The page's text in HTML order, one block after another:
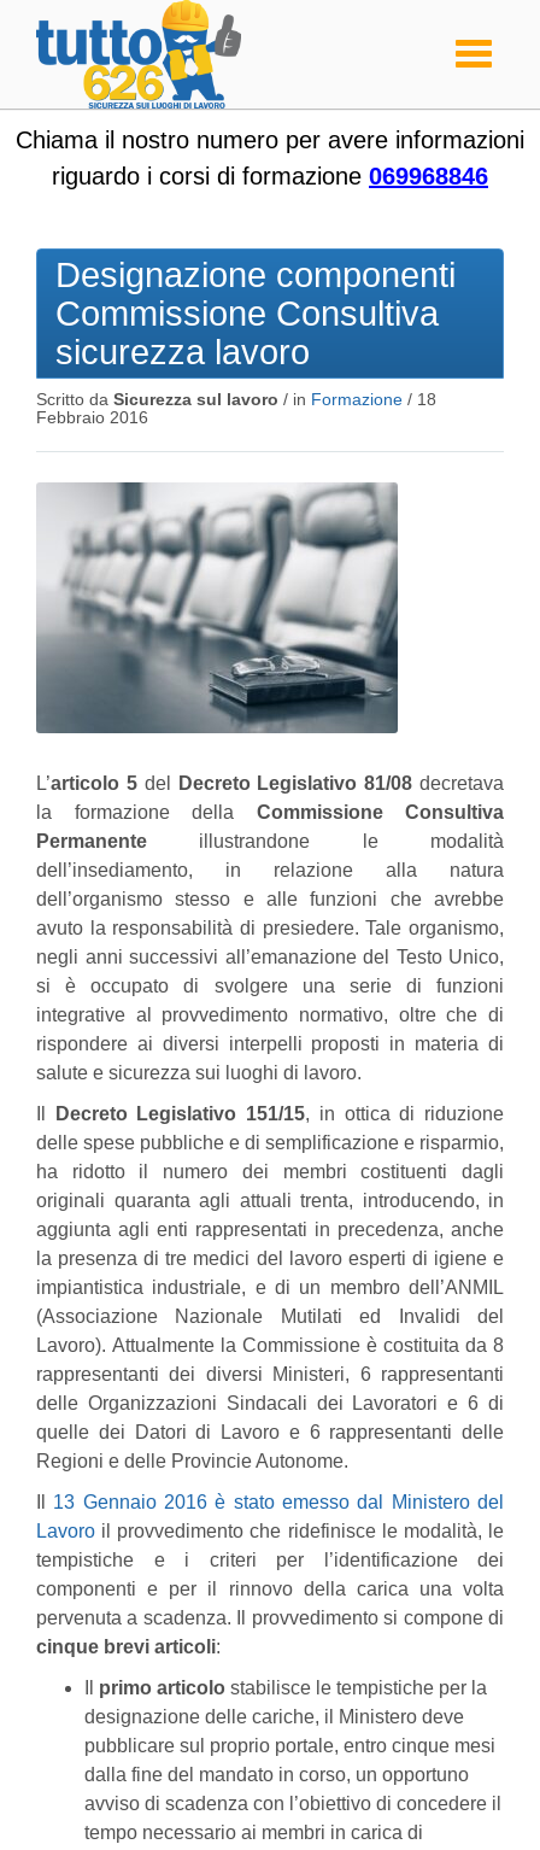
Toggle
Chiama il nostro numero per avere informazioni
riguardo i corsi di formazione 069968846
Designazione componenti
Commissione Consultiva
sicurezza lavoro
Scritto da Sicurezza sul lavoro / in Formazione / 18
Febbraio 2016
L’articolo 5del Decreto Legislativo 81/08 decretava
la formazione della Commissione Consultiva
Permanente illustrandone le modalità
dell’insediamento, in relazione alla natura
dell’organismo stesso e alle funzioni che avrebbe
avuto la responsabilità di presiedere. Tale organismo,
negli anni successivi all’emanazione del Testo Unico,
si è occupato di svolgere una serie di funzioni
integrative al provvedimento normativo, oltre che di
rispondere ai diversi interpelli proposti in materia di
salute e sicurezza sui luoghi di lavoro.
Decreto Legislativo 151/15, in ottica di riduzione
delle spese pubbliche e di semplificazione e risparmio,
ha ridotto il numero dei membri costituenti dagli
originali quaranta agli attuali trenta, introducendo, in
aggiunta agli enti rappresentati in precedenza, anche
la presenza di tre medici del lavoro esperti di igiene e
impiantistica industriale, e di un membro dell’ANMIL
(Associazione Nazionale Mutilati ed Invalidi del
Lavoro). Attualmente la Commissione è costituita da 8
rappresentanti dei diversi Ministeri, 6 rappresentanti
delle Organizzazioni Sindacali dei Lavoratori e 6 di
quelle dei Datori di Lavoro e 6 rappresentanti delle
Regioni e delle Provincie Autonome.
13 Gennaio 2016 è stato emesso dal Ministero del
Lavoro il provvedimento che ridefinisce le modalità, le
tempistiche e i criteri per l’identificazione dei
componenti e per il rinnovo della carica una volta
pervenuta a scadenza. Il provvedimento si compone di
cinque brevi articoli:
primo articolo stabilisce le tempistiche per la
designazione delle cariche, il Ministero deve
pubblicare sul proprio portale, entro cinque mesi
dalla fine del mandato in corso, un opportuno
avviso di scadenza con l’obiettivo di concedere il
tempo necessario ai membri in carica di